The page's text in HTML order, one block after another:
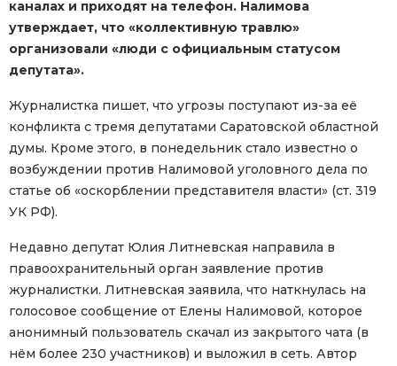
каналах и приходят на телефон. Налимова
утверждает, что «коллективную травлю»
организовали «люди с официальным статусом
депутата».
Журналистка пишет, что угрозы поступают из-за её
конфликта с тремя депутатами Саратовской областной
думы. Кроме этого, в понедельник стало известно о
возбуждении против Налимовой уголовного дела по
статье об «оскорблении представителя власти» (ст. 319
УК РФ).
Недавно депутат Юлия Литневская направила в
правоохранительный орган заявление против
журналистки. Литневская заявила, что наткнулась на
голосовое сообщение от Елены Налимовой, которое
анонимный пользователь скачал из закрытого чата (в
нём более 230 участников) и выложил в сеть. Автор